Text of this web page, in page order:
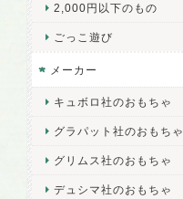
2,000円以下のもの
ごっこ遊び
メーカー
キュボロ社のおもちゃ
グラパット社のおもちゃ
グリムス社のおもちゃ
デュシマ社のおもちゃ